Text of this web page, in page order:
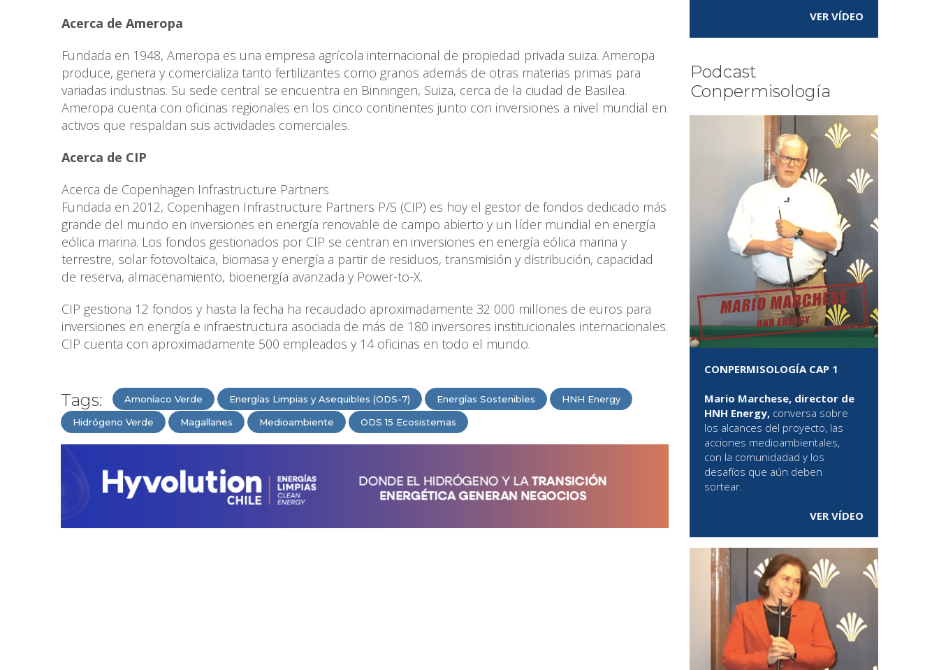
Acerca de Ameropa
Fundada en 1948, Ameropa es una empresa agrícola internacional de propiedad privada suiza. Ameropa
produce, genera y comercializa tanto fertilizantes como granos además de otras materias primas para
variadas industrias. Su sede central se encuentra en Binningen, Suiza, cerca de la ciudad de Basilea.
Ameropa cuenta con oficinas regionales en los cinco continentes junto con inversiones a nivel mundial en
activos que respaldan sus actividades comerciales.
Acerca de CIP
Acerca de Copenhagen Infrastructure Partners
Fundada en 2012, Copenhagen Infrastructure Partners P/S (CIP) es hoy el gestor de fondos dedicado más
grande del mundo en inversiones en energía renovable de campo abierto y un líder mundial en energía
eólica marina. Los fondos gestionados por CIP se centran en inversiones en energía eólica marina y
terrestre, solar fotovoltaica, biomasa y energía a partir de residuos, transmisión y distribución, capacidad
de reserva, almacenamiento, bioenergía avanzada y Power-to-X.
CIP gestiona 12 fondos y hasta la fecha ha recaudado aproximadamente 32 000 millones de euros para
inversiones en energía e infraestructura asociada de más de 180 inversores institucionales internacionales.
CIP cuenta con aproximadamente 500 empleados y 14 oficinas en todo el mundo.
Tags: Amoníaco Verde Energías Limpias y Asequibles (ODS-7) Energías Sostenibles HNH Energy
Hidrógeno Verde Magallanes Medioambiente ODS 15 Ecosistemas
VER VÍDEO
Podcast
Conpermisología
CONPERMISOLOGÍA CAP 1
Mario Marchese, director de
HNH Energy, conversa sobre
los alcances del proyecto, las
acciones medioambientales,
con la comunidadad y los
desafíos que aún deben
sortear.
VER VÍDEO